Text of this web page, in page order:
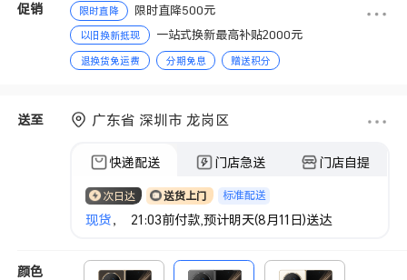
促销 限时直降 限时直降500元
以旧换新抵现 一站式换新最高补贴2000元
退换货免运费 分期免息 赠送积分
送至 广东省 深圳市 龙岗区
快递配送 门店急送 门店自提
次日达 送货上门 标准配送
现货， 21:03前付款,预计明天(8月11日)送达
颜色